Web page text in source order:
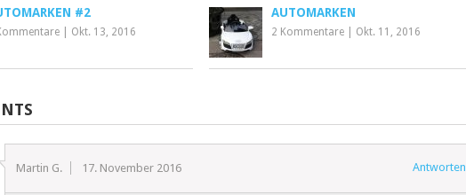
#2
Okt. 13, 2016
AUTOMARKEN
2 Kommentare Okt. 11, 2016
Martin G. 17. November 2016 Antworten